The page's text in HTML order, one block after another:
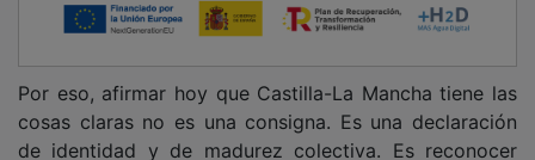
Por eso, afirmar hoy que Castilla-La Mancha tiene las
cosas claras no es una consigna. Es una declaración
de identidad y de madurez colectiva. Es reconocer